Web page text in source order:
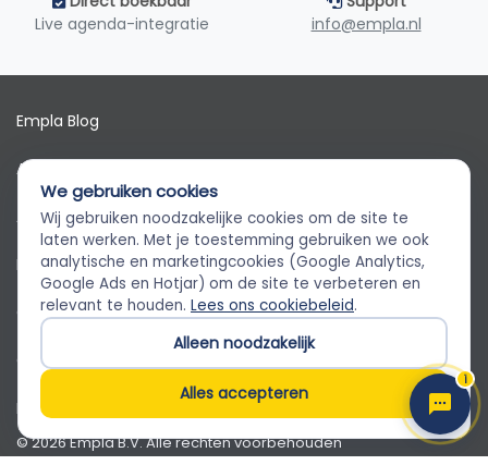
Live agenda-integratie
info@empla.nl
Empla Blog
Algemene voorwaarden
AVG
Privacybeleid
Cookiebeleid
Cookievoorkeuren
Klantenservice
© 2026 Empla B.V. Alle rechten voorbehouden
1
Empla Assistent
Altijd beschikbaar, stel een vraag
We gebruiken cookies
Wij gebruiken noodzakelijke cookies om de site te
laten werken. Met je toestemming gebruiken we ook
analytische en marketingcookies (Google Analytics,
Google Ads en Hotjar) om de site te verbeteren en
relevant te houden. Lees ons cookiebeleid.
Alleen noodzakelijk
Alles accepteren